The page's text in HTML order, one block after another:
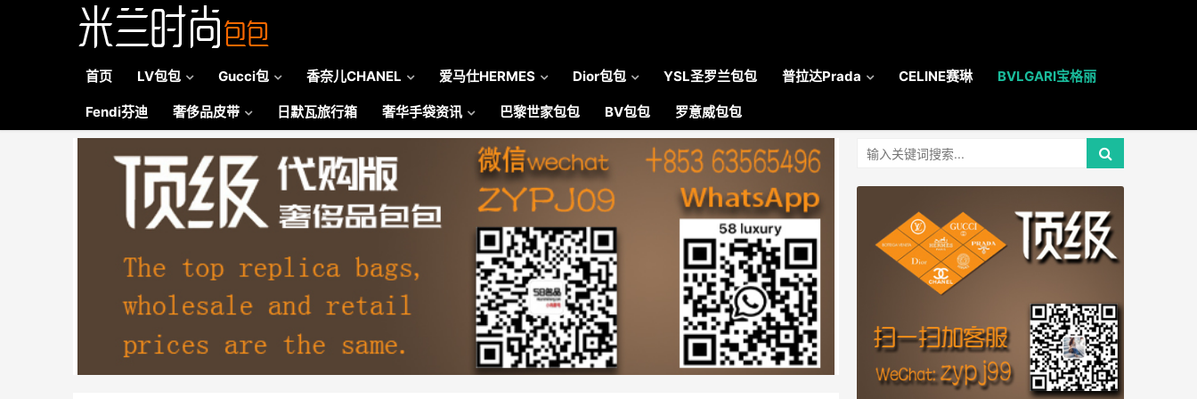
首页 LV包包 Gucci包 香奈儿CHANEL 爱马仕HERMES Dior包包 YSL圣罗兰包包 普拉达Prada CELINE赛琳 BVLGARI宝格丽
Fendi芬迪 奢侈品皮带 日默瓦旅行箱 奢华手袋资讯 巴黎世家包包 BV包包 罗意威包包